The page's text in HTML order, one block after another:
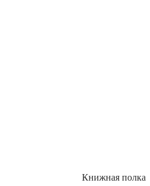
Книжная полка